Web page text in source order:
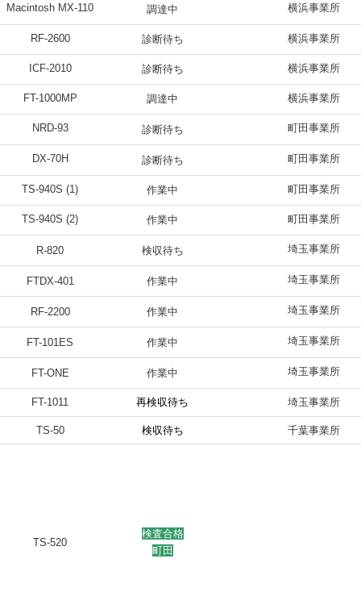
Macintosh MX-110 調達中 横浜事業所
RF-2600 診断待ち 横浜事業所
ICF-2010 診断待ち 横浜事業所
FT-1000MP 調達中 横浜事業所
NRD-93 診断待ち 町田事業所
DX-70H 診断待ち 町田事業所
TS-940S (1) 作業中 町田事業所
TS-940S (2) 作業中 町田事業所
R-820 検収待ち 埼玉事業所
FTDX-401 作業中 埼玉事業所
RF-2200 作業中 埼玉事業所
FT-101ES 作業中 埼玉事業所
FT-ONE 作業中 埼玉事業所
FT-1011 再検収待ち 埼玉事業所
TS-50 検収待ち 千葉事業所
TS-520
検査合格
町田